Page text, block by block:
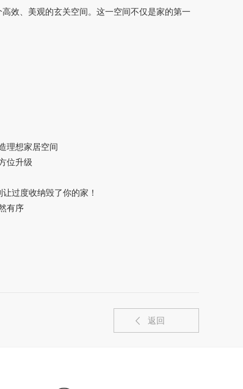
效、美观的玄关空间。这一空间不仅是家的第一
理想家居空间
位升级
过度收纳毁了你的家！
有序
返回